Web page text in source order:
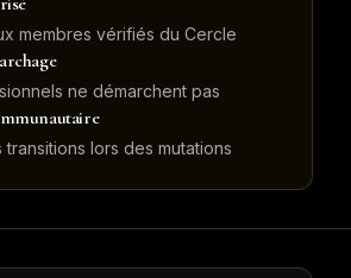
membres vérifiés du Cercle
ne démarchent pas
transitions lors des mutations